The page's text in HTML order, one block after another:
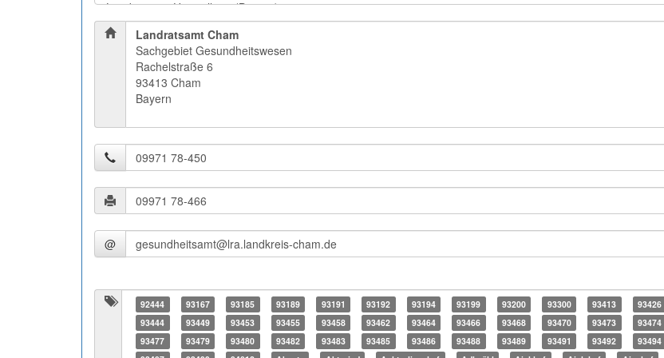
Landratsamt Cham
Sachgebiet Gesundheitswesen
Rachelstraße 6
93413 Cham
Bayern
@
92444 93167 93185 93189 93191 93192 93194 93199 93200 93300 93413 93426
93444
93449 93453 93455 93458 93462 93464 93466 93468 93470 93473 93474
93477
93479 93480 93482 93483 93485 93486 93488 93489 93491 93492 93494